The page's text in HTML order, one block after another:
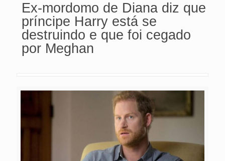
Ex-mordomo de Diana diz que
príncipe Harry está se
destruindo e que foi cegado
por Meghan